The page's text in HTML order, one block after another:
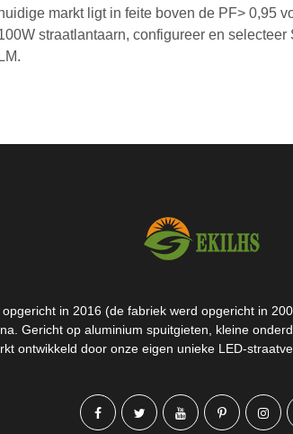
huidige markt ligt in feite boven de PF> 0,95
straatlantaarn, configureer en
LM.
in 2016 (de fabriek werd opgericht in
Gericht op aluminium spuitgieten, kleine
ontwikkeld door onze eigen unieke LED-